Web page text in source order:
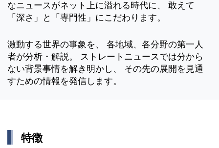
なニュースがネット上に溢れる時代に、 敢えて
「深さ」と「専門性」にこだわります。
激動する世界の事象を、 各地域、各分野の第一人
者が分析・解説。 ストレートニュースでは分から
ない背景事情を解き明かし、 その先の展開を見通
すための情報を発信します。
特徴